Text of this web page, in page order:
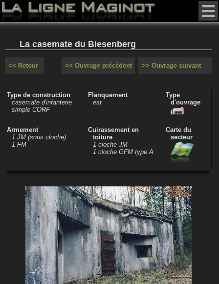
La casemate du Biesenberg
<< Retour >> Ouvrage suivant
<< Ouvrage précédent
Type de construction
casemate d'infanterie
simple CORF
Flanquement
est
Type
d'ouvrage
Armement
1 JM (sous cloche)
1 FM
Cuirassement en
toiture
1 cloche JM
1 cloche GFM type A
Carte du
secteur